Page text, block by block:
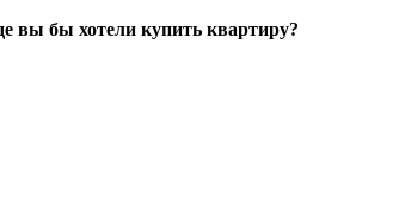
вы бы хотели купить квартиру?